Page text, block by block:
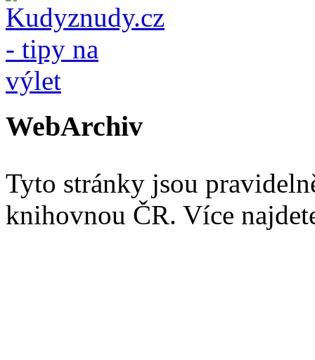
WebArchiv
Tyto stránky jsou
knihovnou ČR. Více